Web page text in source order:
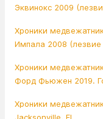
Эквинокс 2009
Хроники
Импала 2008
Хроники
Форд Фьюжен 2019.
Хроники